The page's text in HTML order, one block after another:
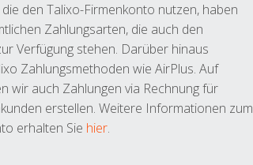
den Talixo-Firmenkonto nutzen, haben
Zahlungsarten, die auch den
Verfügung stehen. Darüber hinaus
Zahlungsmethoden wie AirPlus. Auf
wir auch Zahlungen via Rechnung für
erstellen. Weitere Informationen zum
erhalten Sie hier.